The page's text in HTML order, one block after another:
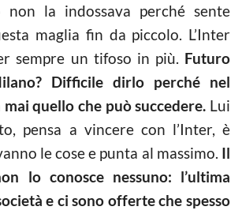
non la indossava perché sente
maglia fin da piccolo. L’Inter
sempre un tifoso in più. Futuro
Difficile dirlo perché nel
mai quello che può succedere. Lui
pensa a vincere con l’Inter, è
le cose e punta al massimo. Il
lo conosce nessuno: l’ultima
e ci sono offerte che spesso